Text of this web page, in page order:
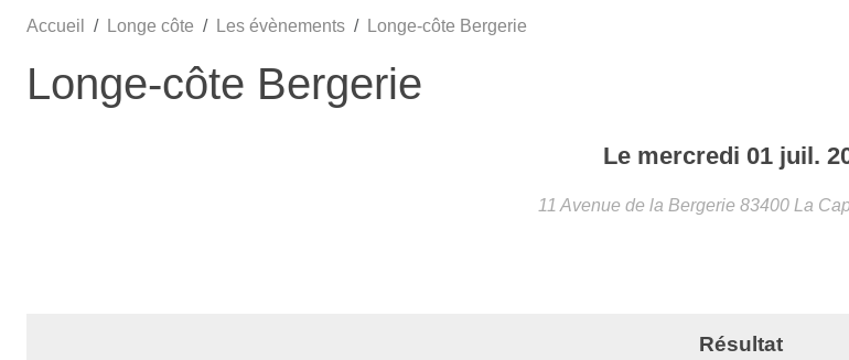
Accueil Longe côte Les évènements Longe-côte Bergerie
Longe-côte Bergerie
Le mercredi 01 juil.
11 Avenue de la Bergerie 83400 La
Résultat